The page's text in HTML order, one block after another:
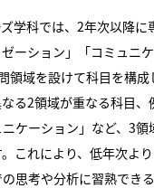
学科では、2年次以降に
ーション」「コミュニ
領域を設けて科目を構成
る2領域が重なる科目
ケーション」など、3
これにより、低年次よ
思考や分析に習熟でき